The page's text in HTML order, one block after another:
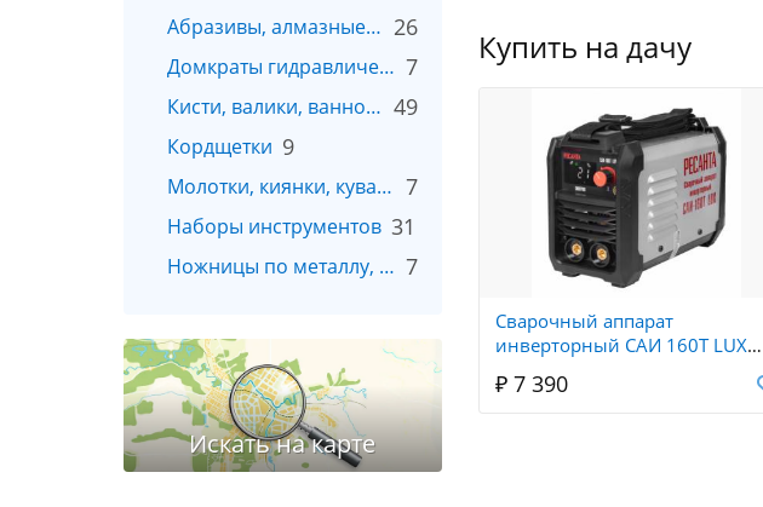
Абразивы, алмазные и пильные диски 26
Домкраты гидравлические 7
Кисти, валики, ванночки 49
Кордщетки 9
Молотки, киянки, кувалды, топоры 7
Наборы инструментов 31
Ножницы по металлу, для профлиста 7
Купить на дачу
Сварочный аппарат
инверторный САИ 160Т LUX
₽ 7 390